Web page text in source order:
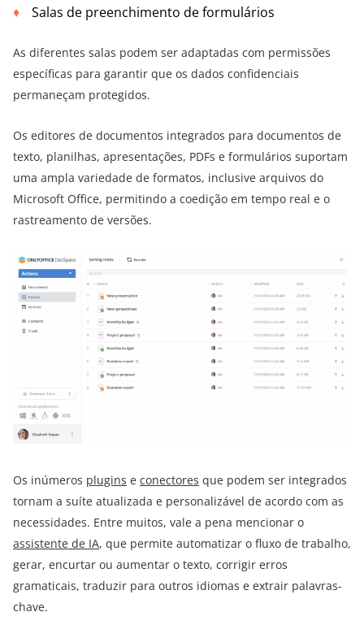
Salas de preenchimento de formulários
As diferentes salas podem ser adaptadas com permissões
específicas para garantir que os dados confidenciais
permaneçam protegidos.
Os editores de documentos integrados para documentos de
texto, planilhas, apresentações, PDFs e formulários suportam
uma ampla variedade de formatos, inclusive arquivos do
Microsoft Office, permitindo a coedição em tempo real e o
rastreamento de versões.
Os inúmeros plugins e conectores que podem ser integrados
tornam a suíte atualizada e personalizável de acordo com as
necessidades. Entre muitos, vale a pena mencionar o
assistente de IA, que permite automatizar o fluxo de trabalho,
gerar, encurtar ou aumentar o texto, corrigir erros
gramaticais, traduzir para outros idiomas e extrair palavras-
chave.